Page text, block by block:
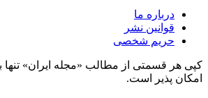
درباره ما
قوانین نشر
حریم شخصی
کپی هر قسمتی از مطالب «مجله ایران»
امکان پذیر است.